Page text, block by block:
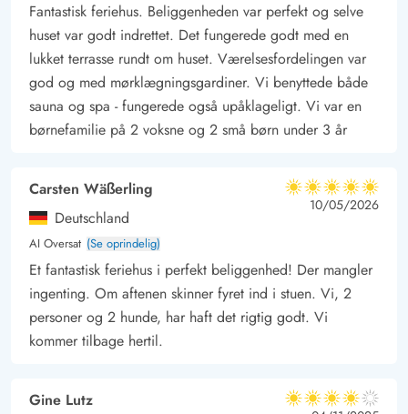
Fantastisk feriehus. Beliggenheden var perfekt og selve
huset var godt indrettet. Det fungerede godt med en
lukket terrasse rundt om huset. Værelsesfordelingen var
god og med mørklægningsgardiner. Vi benyttede både
sauna og spa - fungerede også upåklageligt. Vi var en
børnefamilie på 2 voksne og 2 små børn under 3 år
Carsten Wäßerling
Deutschland
AI Oversat (Se oprindelig)
5 ud af 5
5 ud af 5
5 out of 5
10/05/2026
Et fantastisk feriehus i perfekt beliggenhed! Der mangler
ingenting. Om aftenen skinner fyret ind i stuen. Vi, 2
personer og 2 hunde, har haft det rigtig godt. Vi
kommer tilbage hertil.
Gine Lutz
4 ud af 5